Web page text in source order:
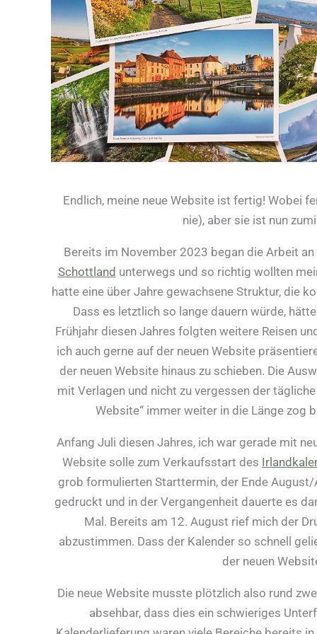
Endlich, meine neue Website ist fertig! Wobei
nie), aber sie ist nun
Bereits im November 2023 began die Arbeit
Schottland unterwegs und so richtig wollten
hatte eine über Jahre gewachsene Struktur, die
Dass es letztlich so lange dauern würde,
Frühjahr diesen Jahres folgten weitere Reisen
ich auch gerne auf der neuen Website
der neuen Website hinaus zu schieben. Die
mit Verlagen und nicht zu vergessen der
Website“ immer weiter in die Länge zog
Anfang Juli diesen Jahres, ich war gerade mit
Website solle zum Verkaufsstart des
grob formulierten Starttermin, der Ende
gedruckt und in der Vergangenheit dauerte es
Mal. Bereits am 12. August rief mich der
abzustimmen. Dass der Kalender so schnell
der neuen
Die neue Website musste plötzlich also rund
absehbar, dass dies ein schwieriges